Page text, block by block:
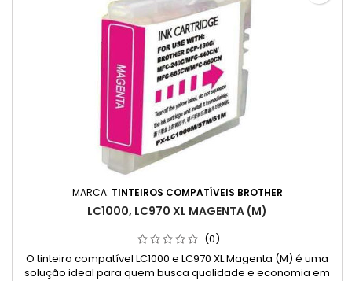
MARCA: TINTEIROS COMPATÍVEIS BROTHER
LC1000, LC970 XL MAGENTA (M)
(0)
O tinteiro compatível LC1000 e LC970 XL Magenta (M) é uma
solução ideal para quem busca qualidade e economia em